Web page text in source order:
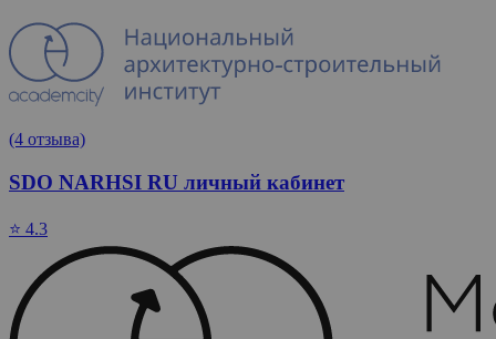
(4 отзыва)
SDO NARHSI RU личный кабинет
⭐ 4.3